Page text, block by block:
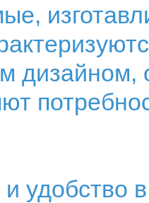
дизайном,
в